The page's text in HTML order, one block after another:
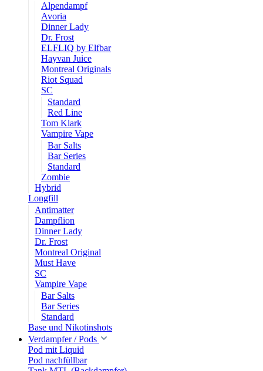
Alpendampf
Avoria
Dinner Lady
Dr. Frost
ELFLIQ by Elfbar
Hayvan Juice
Montreal Originals
Riot Squad
SC
Standard
Red Line
Tom Klark
Vampire Vape
Bar Salts
Bar Series
Standard
Zombie
Hybrid
Longfill
Antimatter
Dampflion
Dinner Lady
Dr. Frost
Montreal Original
Must Have
SC
Vampire Vape
Bar Salts
Bar Series
Standard
Base und Nikotinshots
Verdampfer / Pods
Pod mit Liquid
Pod nachfüllbar